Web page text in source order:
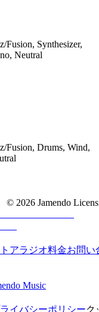
Fusion, Synthesizer,
Neutral
Fusion, Drums, Wind,
© 2026 Jamendo
アラジオ料金お問い
Music
イバシーポリシーク